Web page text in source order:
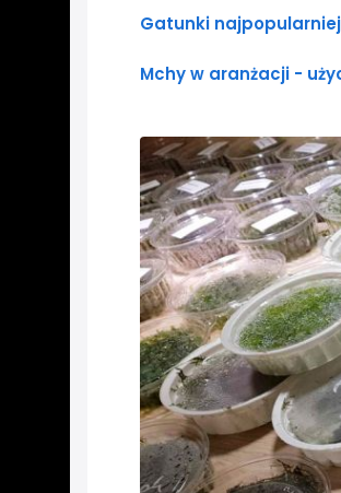
Gatunki
Mchy w aranżacji -